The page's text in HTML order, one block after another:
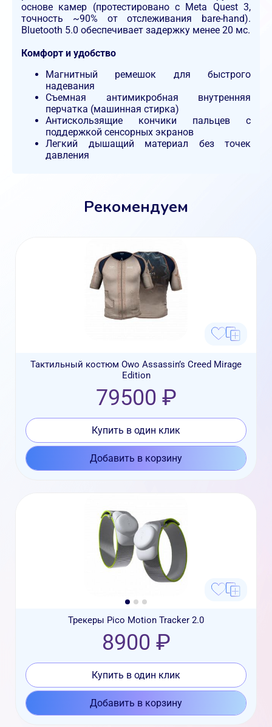
основе камер (протестировано с Meta Quest 3,
точность ~90% от отслеживания bare-hand).
Bluetooth 5.0 обеспечивает задержку менее 20 мс.
Комфорт и удобство
Магнитный ремешок для быстрого
надевания
Съемная антимикробная внутренняя
перчатка (машинная стирка)
Антискользящие кончики пальцев с
поддержкой сенсорных экранов
Легкий дышащий материал без точек
давления
Рекомендуем
Тактильный костюм Owo Assassin’s Creed Mirage
Edition
79500 ₽
Купить в один клик
Добавить в корзину
Трекеры Pico Motion Tracker 2.0
8900 ₽
Купить в один клик
Добавить в корзину